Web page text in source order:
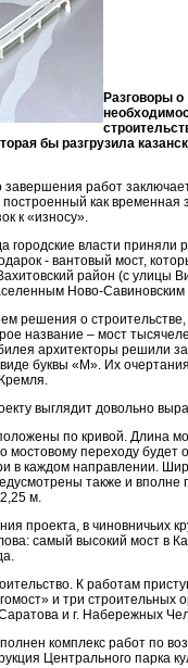
Разговоры о
бы разгрузила
завершения работ
как временная
к «износу».
городские власти приняли
- вантовый мост,
район (с улицы
Ново-
решения о
название – мост
архитекторы решили
буквы «М». Их
выглядит довольно
по кривой. Длина
переходу будет
в каждом направлении.
также и вполне
м.
проекта, в чиновничьих
самый высокий мост в
К работам
и три строительных
и г. Набережных
комплекс работ по
Центрального парка